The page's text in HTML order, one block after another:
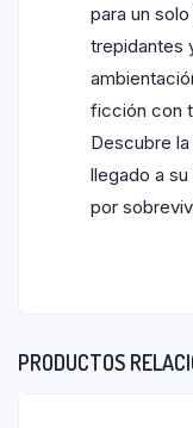
para un
trepidantes
ficción con
Descubre
llegado a
por
PRODUCTOS